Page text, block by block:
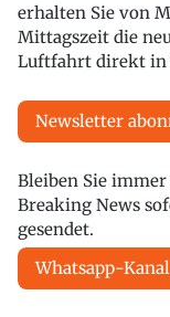
erhalten Sie von
Mittagszeit die
Luftfahrt direkt in
Newsletter
Bleiben Sie
Breaking News
gesendet.
Whatsapp-